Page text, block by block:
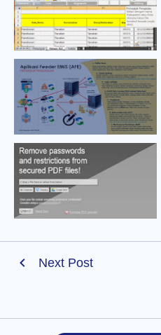
Next Post